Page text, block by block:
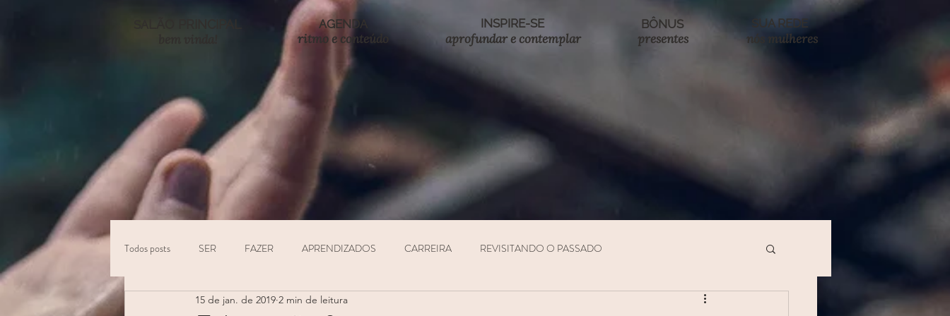
AGENDA
ritmo e conteúdo
INSPIRE-SE
aprofundar e contemplar
BÔNUS
presentes
SUA REDE
nó s mulheres
Todos posts SER FAZER APRENDIZADOS CARREIRA REVISITANDO O PASSADO
15 de jan. de 2019 2 min de leitura